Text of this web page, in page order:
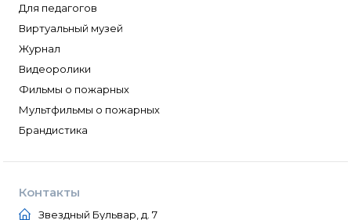
Для педагогов
Виртуальный музей
Журнал
Видеоролики
Фильмы о пожарных
Мультфильмы о пожарных
Брандистика
Контакты
Звездный Бульвар, д. 7